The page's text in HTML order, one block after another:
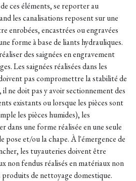
ces éléments, se reporter au
les canalisations reposent sur une
enrobées, encastrées ou engravées
forme à base de liants hydrauliques.
des saignées en engravement
Les saignées réalisées dans les
pas compromettre la stabilité de
ne doit pas y avoir sectionnement des
existants ou lorsque les pièces sont
les pièces humides), les
dans une forme réalisée en une seule
pose et/ou la chape. À l'émergence de
les tuyauteries doivent être
non fendus réalisés en matériaux non
de nettoyage domestique.